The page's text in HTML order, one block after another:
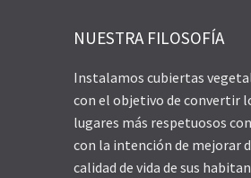
NUESTRA FILOSOFÍA
Instalamos cubiertas
con el objetivo de convertir
lugares más respetuosos
con la intención de mejorar
calidad de vida de sus